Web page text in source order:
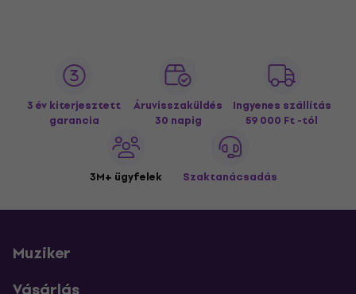
3 év kiterjesztett
garancia
Áruvisszaküldés
30 napig
Ingyenes szállítás
59 000 Ft -tól
3M+ ügyfelek Szaktanácsadás
Muziker